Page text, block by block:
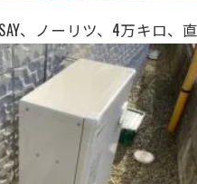
、ノーリツ、4万キロ